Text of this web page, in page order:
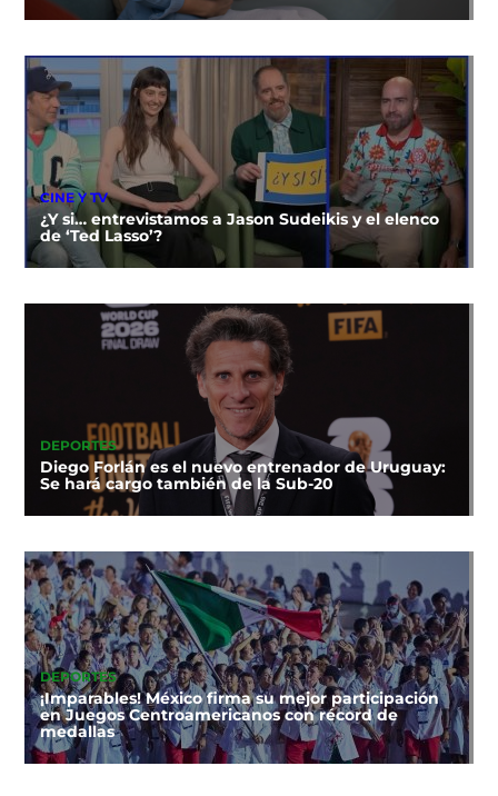
CINE Y TV
¿Y si… entrevistamos a Jason Sudeikis y el elenco
de ‘Ted Lasso’?
DEPORTES
Diego Forlán es el nuevo entrenador de Uruguay:
Se hará cargo también de la Sub-20
DEPORTES
¡Imparables! México firma su mejor participación
en Juegos Centroamericanos con récord de
medallas